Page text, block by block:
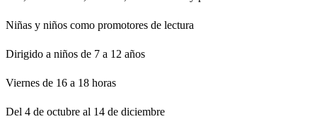
Niñas y niños como promotores de lectura
Dirigido a niños de 7 a 12 años
Viernes de 16 a 18 horas
Del 4 de octubre al 14 de diciembre